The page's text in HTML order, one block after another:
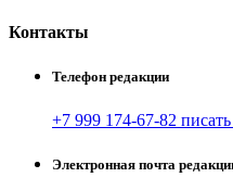
Контакты
Телефон редакции
+7 999 174-67-82
Электронная почта